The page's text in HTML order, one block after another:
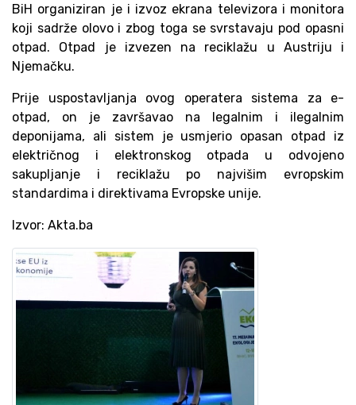
BiH organiziran je i izvoz ekrana televizora i monitora
koji sadrže olovo i zbog toga se svrstavaju pod opasni
otpad. Otpad je izvezen na reciklažu u Austriju i
Njemačku.
Prije uspostavljanja ovog operatera sistema za e-
otpad, on je završavao na legalnim i ilegalnim
deponijama, ali sistem je usmjerio opasan otpad iz
električnog i elektronskog otpada u odvojeno
sakupljanje i reciklažu po najvišim evropskim
standardima i direktivama Evropske unije.
Izvor: Akta.ba